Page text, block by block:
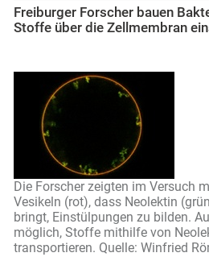
Freiburger Forscher bauen
Stoffe über die Zellmembran
Die Forscher zeigten im Versuch
Vesikeln (rot), dass Neolektin
bringt, Einstülpungen zu bilden.
möglich, Stoffe mithilfe von
transportieren. Quelle: Winfried